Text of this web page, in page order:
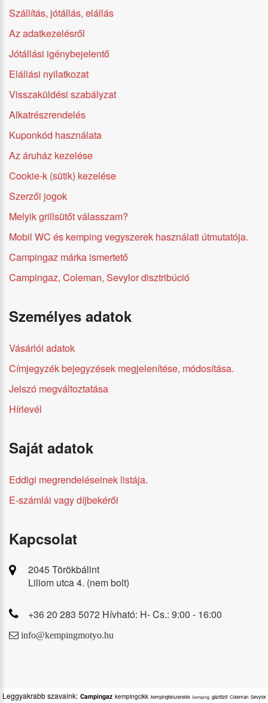
Szállítás, jótállás, elállás
Az adatkezelésről
Jótállási igénybejelentő
Elállási nyilatkozat
Visszaküldési szabályzat
Alkatrészrendelés
Kuponkód használata
Az áruház kezelése
Cookie-k (sütik) kezelése
Szerzői jogok
Melyik grillsütőt válasszam?
Mobil WC és kemping vegyszerek használati útmutatója.
Campingaz márka ismertető
Campingaz, Coleman, Sevylor disztribúció
Személyes adatok
Vásárlói adatok
Címjegyzék bejegyzések megjelenítése, módosítása.
Jelszó megváltoztatása
Hírlevél
Saját adatok
Eddigi megrendeléseinek listája.
E-számlái vagy díjbekérői
Kapcsolat
2045 Törökbálint
Liliom utca 4. (nem bolt)
+36 20 283 5072 Hívható: H- Cs.: 9:00 - 16:00
info@kempingmotyo.hu
Leggyakrabb szavaink: Campingaz kempingcikk kempingfelszerelés kemping gázfőző Coleman Sevylor